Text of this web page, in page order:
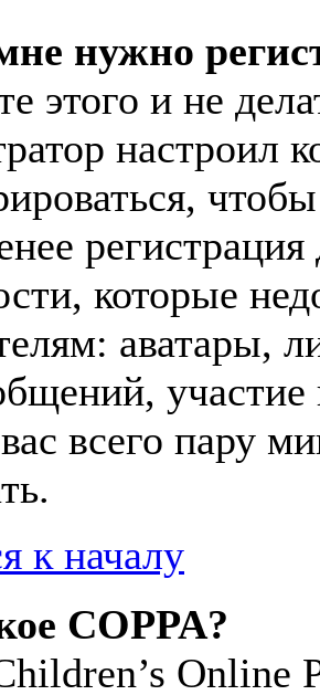
нужно
этого и не
которые
аватары,
участие
всего пару
к началу
COPPA?